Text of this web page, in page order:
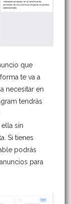
que
te va a
necesitar en
tendrás
sin
Si tienes
podrás
para